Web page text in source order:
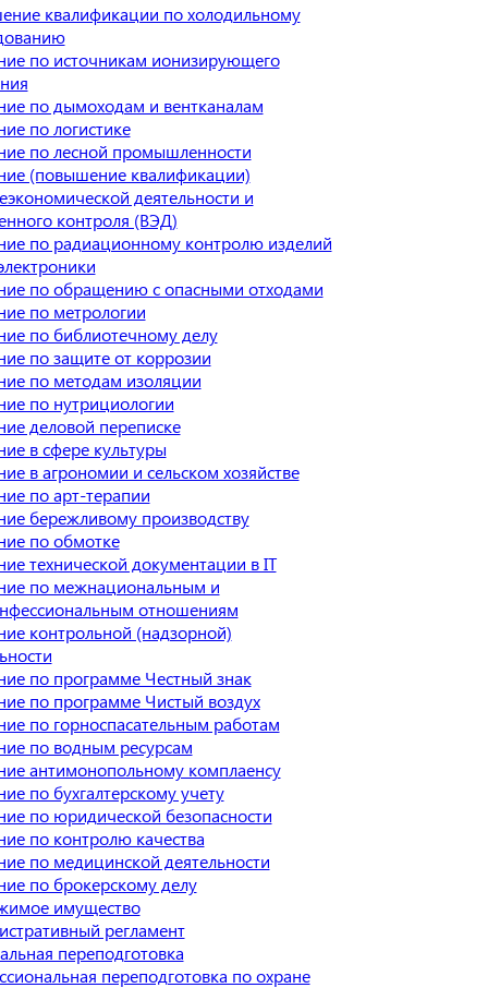
квалификации по холодильному
по источникам ионизирующего
по дымоходам и вентканалам
по логистике
по лесной промышленности
(повышение квалификации)
деятельности и
контроля (ВЭД)
по радиационному контролю изделий
по обращению с опасными отходами
по метрологии
по библиотечному делу
по защите от коррозии
по методам изоляции
по нутрициологии
деловой переписке
в сфере культуры
в агрономии и сельском хозяйстве
по арт-терапии
бережливому производству
по обмотке
технической документации в IT
по межнациональным и
отношениям
контрольной (надзорной)
по программе Честный знак
по программе Чистый воздух
по горноспасательным работам
по водным ресурсам
антимонопольному комплаенсу
по бухгалтерскому учету
по юридической безопасности
по контролю качества
по медицинской деятельности
по брокерскому делу
имущество
регламент
переподготовка
переподготовка по охране